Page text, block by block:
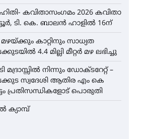
കവിതാസംഗമം 2026 കവിതാ
ടി. കെ. ബാലൻ ഹാളിൽ 16ന്
കാറ്റിനും സാധ്യത
4.4 മില്ലി മീറ്റർ മഴ ലഭിച്ചു
നിന്നും ഡോക്ടറേറ്റ് –
സ്വദേശി ആതിര എം കെ
പ്രതിസന്ധികളോട് പൊരുതി
ക്യാമ്പ്